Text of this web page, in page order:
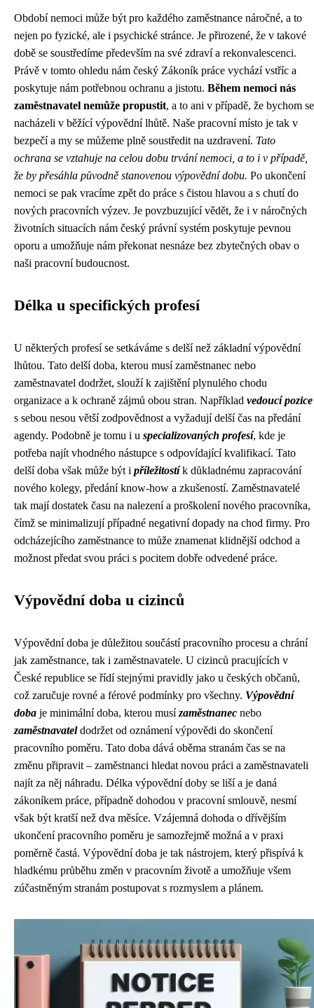
Období nemoci může být pro každého zaměstnance náročné, a to
nejen po fyzické, ale i psychické stránce. Je přirozené, že v takové
době se soustředíme především na své zdraví a rekonvalescenci.
Právě v tomto ohledu nám český Zákoník práce vychází vstříc a
poskytuje nám potřebnou ochranu a jistotu. Během nemoci nás
zaměstnavatel nemůže propustit, a to ani v případě, že bychom se
nacházeli v běžící výpovědní lhůtě. Naše pracovní místo je tak v
bezpečí a my se můžeme plně soustředit na uzdravení. Tato
ochrana se vztahuje na celou dobu trvání nemoci, a to i v případě,
že by přesáhla původně stanovenou výpovědní dobu. Po ukončení
nemoci se pak vracíme zpět do práce s čistou hlavou a s chutí do
nových pracovních výzev. Je povzbuzující vědět, že i v náročných
životních situacích nám český právní systém poskytuje pevnou
oporu a umožňuje nám překonat nesnáze bez zbytečných obav o
naši pracovní budoucnost.
Délka u specifických profesí
U některých profesí se setkáváme s delší než základní výpovědní
lhůtou. Tato delší doba, kterou musí zaměstnanec nebo
zaměstnavatel dodržet, slouží k zajištění plynulého chodu
organizace a k ochraně zájmů obou stran. Například vedoucí pozice
s sebou nesou větší zodpovědnost a vyžadují delší čas na předání
agendy. Podobně je tomu i u specializovaných profesí, kde je
potřeba najít vhodného nástupce s odpovídající kvalifikací. Tato
delší doba však může být i příležitostík důkladnému zapracování
nového kolegy, předání know-how a zkušeností. Zaměstnavatelé
tak mají dostatek času na nalezení a proškolení nového pracovníka,
čímž se minimalizují případné negativní dopady na chod firmy. Pro
odcházejícího zaměstnance to může znamenat klidnější odchod a
možnost předat svou práci s pocitem dobře odvedené práce.
Výpovědní doba u cizinců
Výpovědní doba je důležitou součástí pracovního procesu a chrání
jak zaměstnance, tak i zaměstnavatele. U cizinců pracujících v
České republice se řídí stejnými pravidly jako u českých občanů,
což zaručuje rovné a férové podmínky pro všechny. Výpovědní
doba je minimální doba, kterou musízaměstnanec nebo
zaměstnavateldodržet od oznámení výpovědi do skončení
pracovního poměru. Tato doba dává oběma stranám čas se na
změnu připravit – zaměstnanci hledat novou práci a zaměstnavateli
najít za něj náhradu. Délka výpovědní doby se liší a je daná
zákoníkem práce, případně dohodou v pracovní smlouvě, nesmí
však být kratší než dva měsíce. Vzájemná dohoda o dřívějším
ukončení pracovního poměru je samozřejmě možná a v praxi
poměrně častá. Výpovědní doba je tak nástrojem, který přispívá k
hladkému průběhu změn v pracovním životě a umožňuje všem
zúčastněným stranám postupovat s rozmyslem a plánem.